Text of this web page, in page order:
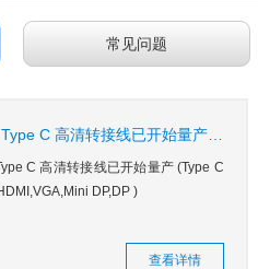
中心
招聘
我们
常见问题
新产品 Type C 高清转接线已开始量产 (Type C to USB,HDMI,VGA,Mini DP,DP )
C 高清转接线已开始量产 (Type C
DP,DP )
查看详情